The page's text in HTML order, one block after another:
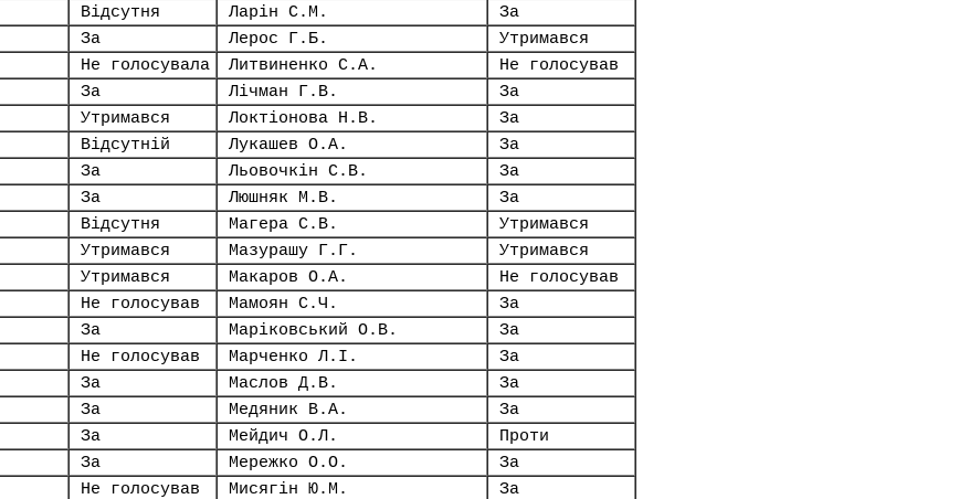
Відсутня Ларін С.М.
За
За Лерос Г.Б.
Утримався
Не голосувала Литвиненко С.А.
Не голосував
За Лічман Г.В.
За
Утримався Локтіонова Н.В.
За
Відсутній Лукашев О.А.
За
За Льовочкін С.В.
За
За Люшняк М.В.
За
Відсутня Магера С.В.
Утримався
Утримався Мазурашу Г.Г.
Утримався
Утримався Макаров О.А.
Не голосував
Не голосував Мамоян С.Ч.
За
За Маріковський О.В.
За
Не голосував Марченко Л.І.
За
За Маслов Д.В.
За
За Медяник В.А.
За
За Мейдич О.Л.
Проти
За Мережко О.О.
За
Не голосував Мисягін Ю.М.
За